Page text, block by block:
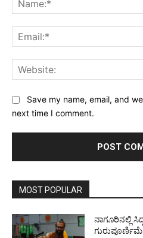
Save my name, email, and
next time I comment.
MOST POPULAR
ನಾಗೂರಿನಲ್ಲಿ